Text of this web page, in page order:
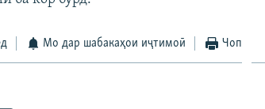
Мо дар шабакаҳои иҷтимоӣ Чоп